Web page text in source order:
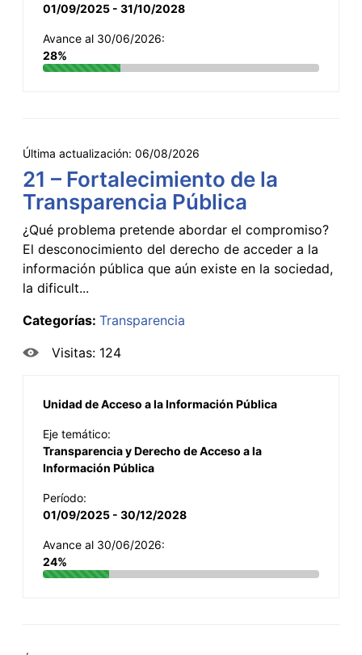
01/09/2025 - 31/10/2028
Avance al 30/06/2026:
28%
Última actualización: 06/08/2026
21 – Fortalecimiento de la
Transparencia Pública
¿Qué problema pretende abordar el compromiso?
El desconocimiento del derecho de acceder a la
información pública que aún existe en la sociedad,
la dificult...
Categorías: Transparencia
Visitas: 124
Unidad de Acceso a la Información Pública
Eje temático:
Transparencia y Derecho de Acceso a la
Información Pública
Período:
01/09/2025 - 30/12/2028
Avance al 30/06/2026:
24%